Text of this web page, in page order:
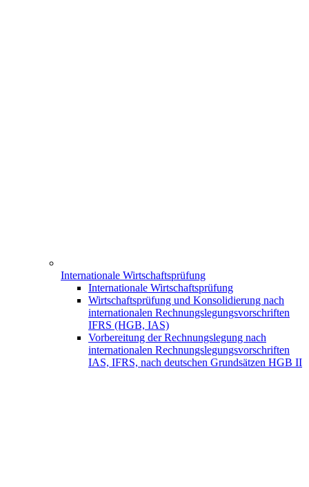
Internationale Wirtschaftsprüfung
Internationale Wirtschaftsprüfung
Wirtschaftsprüfung und Konsolidierung nach
internationalen Rechnungslegungsvorschriften
IFRS (HGB, IAS)
Vorbereitung der Rechnungslegung nach
internationalen Rechnungslegungsvorschriften
IAS, IFRS, nach deutschen Grundsätzen HGB II